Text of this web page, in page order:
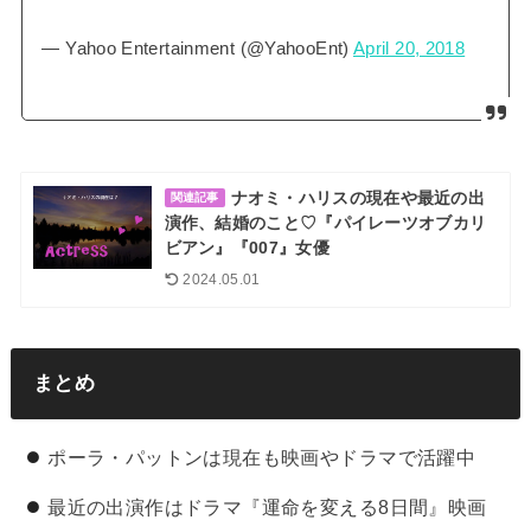
— Yahoo Entertainment (@YahooEnt) April 20, 2018
関連記事
ナオミ・ハリスの現在や最近の出
演作、結婚のこと♡『パイレーツオブカリ
ビアン』『007』女優
2024.05.01
まとめ
ポーラ・パットンは現在も映画やドラマで活躍中
最近の出演作はドラマ『運命を変える8日間』映画